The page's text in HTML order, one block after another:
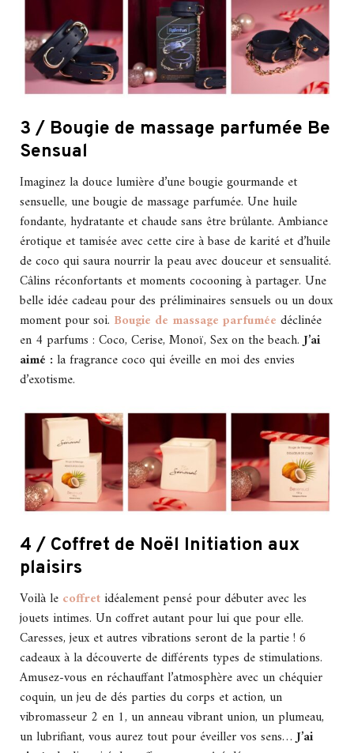
3 / Bougie de massage parfumée Be
Sensual
Imaginez la douce lumière d’une bougie gourmande et
sensuelle, une bougie de massage parfumée. Une huile
fondante, hydratante et chaude sans être brûlante. Ambiance
érotique et tamisée avec cette cire à base de karité et d’huile
de coco qui saura nourrir la peau avec douceur et sensualité.
Câlins réconfortants et moments cocooning à partager. Une
belle idée cadeau pour des préliminaires sensuels ou un doux
moment pour soi. Bougie de massage parfumée déclinée
en 4 parfums : Coco, Cerise, Monoï, Sex on the beach.J’ai
aimé : la fragrance coco qui éveille en moi des envies
d’exotisme.
4 / Coffret de Noël Initiation aux
plaisirs
Voilà le coffretidéalement pensé pour débuter avec les
jouets intimes. Un coffret autant pour lui que pour elle.
Caresses, jeux et autres vibrations seront de la partie ! 6
cadeaux à la découverte de différents types de stimulations.
Amusez-vous en réchauffant l’atmosphère avec un chéquier
coquin, un jeu de dés parties du corps et action, un
vibromasseur 2 en 1, un anneau vibrant union, un plumeau,
un lubrifiant, vous aurez tout pour éveiller vos sens…J’ai